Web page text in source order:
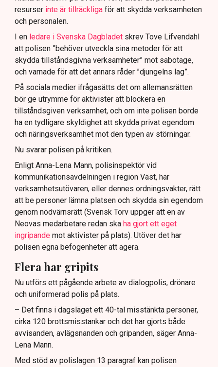
resurser inte är tillräckliga för att skydda verksamheten
och personalen.
I en ledare i Svenska Dagbladet skrev Tove Lifvendahl
att polisen ”behöver utveckla sina metoder för att
skydda tillståndsgivna verksamheter” mot sabotage,
och varnade för att det annars råder ”djungelns lag”.
På sociala medier ifrågasätts det om allemansrätten
bör ge utrymme för aktivister att blockera en
tillståndsgiven verksamhet, och om inte polisen borde
ha en tydligare skyldighet att skydda privat egendom
och näringsverksamhet mot den typen av störningar.
Nu svarar polisen på kritiken.
Enligt Anna-Lena Mann, polisinspektör vid
kommunikationsavdelningen i region Väst, har
verksamhetsutövaren, eller dennes ordningsvakter, rätt
att be personer lämna platsen och skydda sin egendom
genom nödvärnsrätt (Svensk Torv uppger att en av
Neovas medarbetare redan ska ha gjort ett eget
ingripande mot aktivister på plats). Utöver det har
polisen egna befogenheter att agera.
Flera har gripits
Nu utförs ett pågående arbete av dialogpolis, drönare
och uniformerad polis på plats.
– Det finns i dagsläget ett 40-tal misstänkta personer,
cirka 120 brottsmisstankar och det har gjorts både
avvisanden, avlägsnanden och gripanden, säger Anna-
Lena Mann.
Med stöd av polislagen 13 paragraf kan polisen